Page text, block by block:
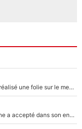
250M€ pour signer une star : Le PSG avait déjà réalisé une folie sur le mercato bien avant Neymar !
Voilà le seul homme politique que Zinedine Zidane a accepté dans son entourage : «Je garde un très bon souvenir de lui»